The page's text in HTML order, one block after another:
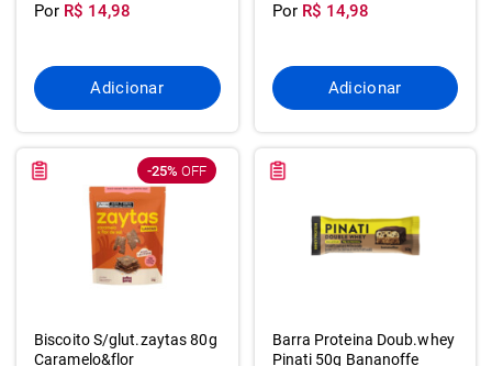
Por R$ 14,98
Adicionar
Por R$ 14,98
Adicionar
-25% OFF
Biscoito S/glut.zaytas 80g
Caramelo&flor
Barra Proteina Doub.whey
Pinati 50g Bananoffe